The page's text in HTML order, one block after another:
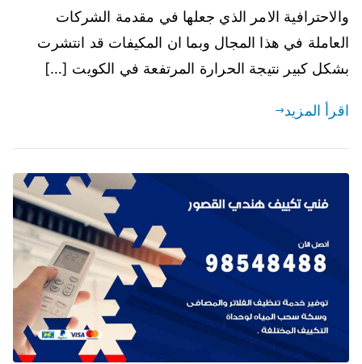
والاحترافية الامر الذي جعلها في مقدمة الشركات
العاملة في هذا المجال وبما ان المكيفات قد انتشرت
بشكل كبير نتيجة الحرارة المرتفعة في الكويت […]
اقرأ المزيد